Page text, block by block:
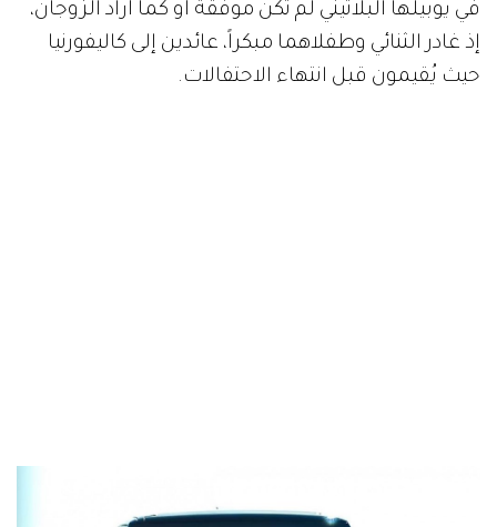
في يوبيلها البلاتيني لم تكن موفقةً أو كما أراد الزوجان،
إذ غادر الثنائي وطفلاهما مبكراً، عائدين إلى كاليفورنيا
حيث يُقيمون قبل انتهاء الاحتفالات.